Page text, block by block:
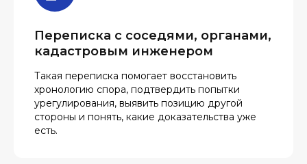
Переписка с соседями, органами,
кадастровым инженером
Такая переписка помогает восстановить
хронологию спора, подтвердить попытки
урегулирования, выявить позицию другой
стороны и понять, какие доказательства уже
есть.